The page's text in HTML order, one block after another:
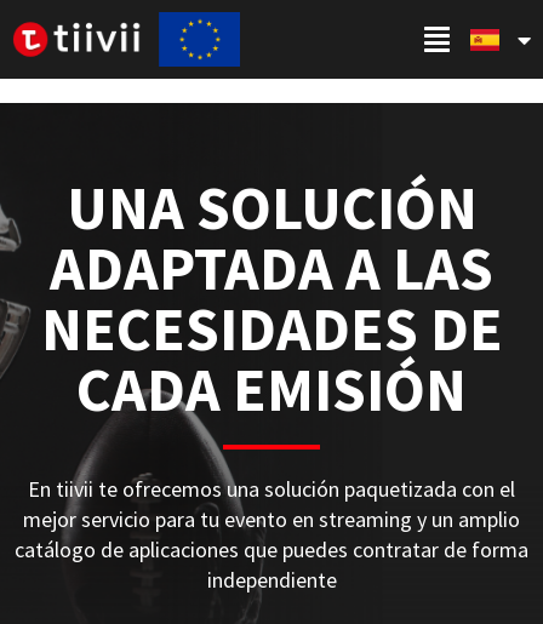
UNA SOLUCIÓN
ADAPTADA A LAS
NECESIDADES DE
CADA EMISIÓN
En tiivii te ofrecemos una solución paquetizada con el
mejor servicio para tu evento en streaming y un amplio
catálogo de aplicaciones que puedes contratar de forma
independiente